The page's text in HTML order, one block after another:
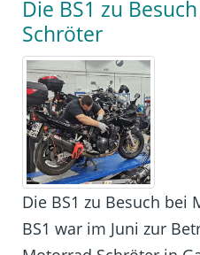
Die BS1 zu
Schröter
Die BS1 zu Besuch bei
BS1 war im Juni zur